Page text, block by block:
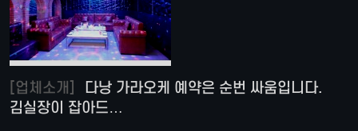
[업체소개]
김실장이 잡아드…